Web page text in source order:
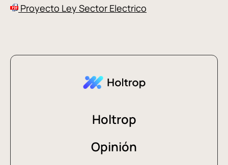
Proyecto Ley Sector Electrico
Holtrop
Opinión